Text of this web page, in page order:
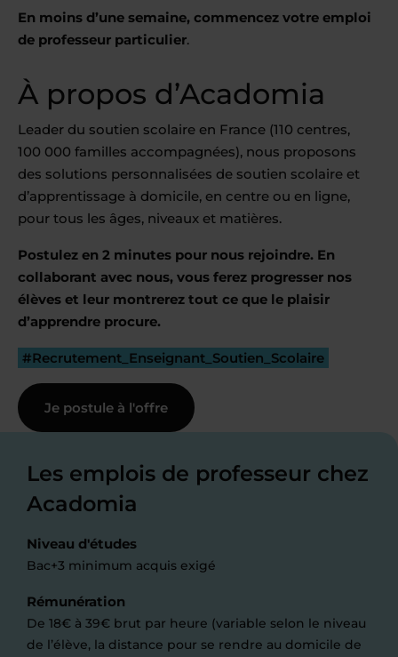
En moins d’une semaine, commencez votre emploi
de professeur particulier.
À propos d’Acadomia
Leader du soutien scolaire en France (110 centres,
100 000 familles accompagnées), nous proposons
des solutions personnalisées de soutien scolaire et
d’apprentissage à domicile, en centre ou en ligne,
pour tous les âges, niveaux et matières.
Postulez en 2 minutes pour nous rejoindre. En
collaborant avec nous, vous ferez progresser nos
élèves et leur montrerez tout ce que le plaisir
d’apprendre procure.
#Recrutement_Enseignant_Soutien_Scolaire
Je postule à l'offre
Les emplois de professeur chez
Acadomia
Niveau d'études
Bac+3 minimum acquis exigé
Rémunération
De 18€ à 39€ brut par heure (variable selon le niveau
de l’élève, la distance pour se rendre au domicile de